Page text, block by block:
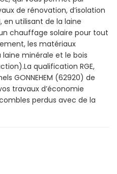
de rénovation, d’isolation
en utilisant de la laine
chauffage solaire pour tout
les matériaux
minérale et le bois
qualification RGE,
GONNEHEM (62920) de
travaux d’économie
perdus avec de la